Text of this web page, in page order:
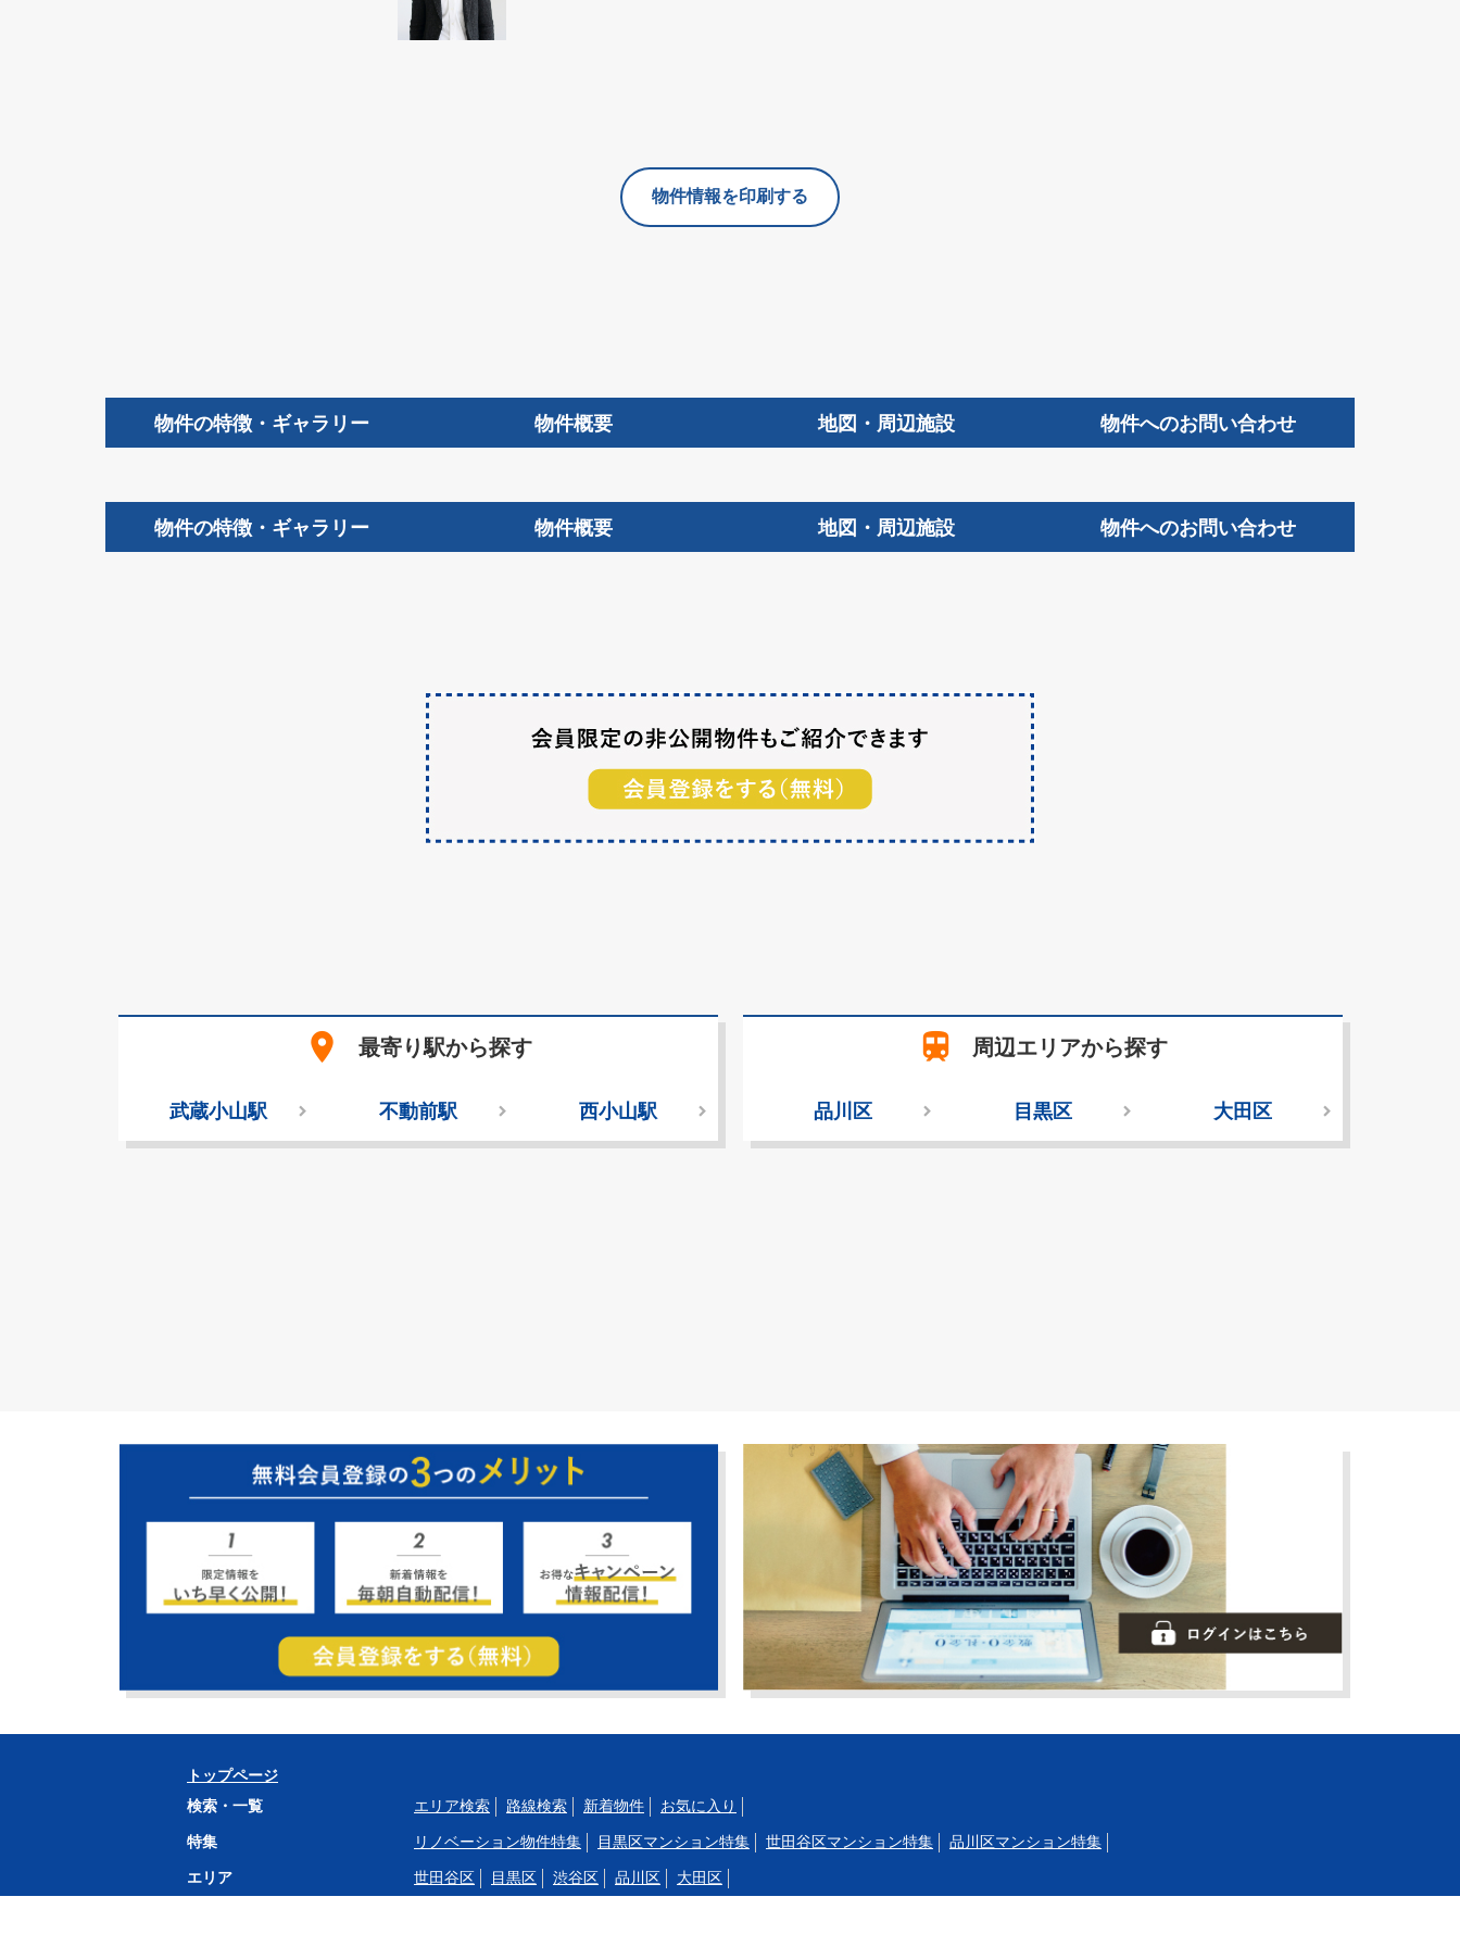
物件情報を印刷する
物件の特徴・ギャラリー 物件概要 地図・周辺施設 物件へのお問い合わせ
物件の特徴・ギャラリー 物件概要 地図・周辺施設 物件へのお問い合わせ
place 最寄り駅から探す
武蔵小山駅 不動前駅 西小山駅
train 周辺エリアから探す
品川区 目黒区 大田区
トップページ
検索・一覧
エリア検索 路線検索 新着物件 お気に入り
特集 リノベーション物件特集 目黒区マンション特集 世田谷区マンション特集 品川区マンション特集
エリア 世田谷区 目黒区 渋谷区 品川区 大田区